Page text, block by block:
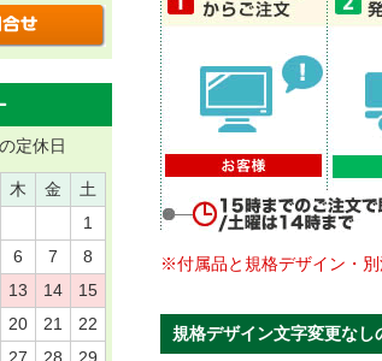
※付属品と規格デザイン・別
規格デザイン文字変更なし
定休日
木 金
土
1
6 7
8
13 14
15
20 21
22
27 28
29